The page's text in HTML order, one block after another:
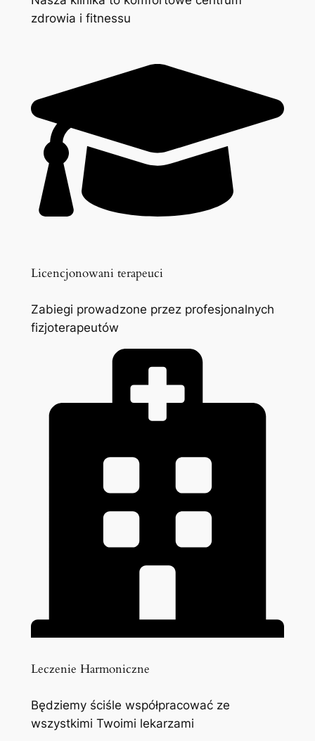
zdrowia i fitnessu
Licencjonowani terapeuci
Zabiegi prowadzone przez profesjonalnych
fizjoterapeutów
Leczenie Harmoniczne
Będziemy ściśle współpracować ze
wszystkimi Twoimi lekarzami